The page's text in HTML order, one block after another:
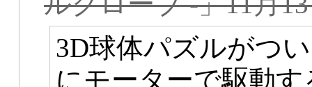
3D球体パズルがつ
にモーターで駆動